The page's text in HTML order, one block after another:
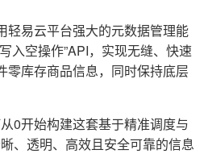
轻易云平台强大的元数据管理能
入空操作”API，实现无缝、快速
零库存商品信息，同时保持底层
0开始构建这套基于精准调度与
、透明、高效且安全可靠的信息